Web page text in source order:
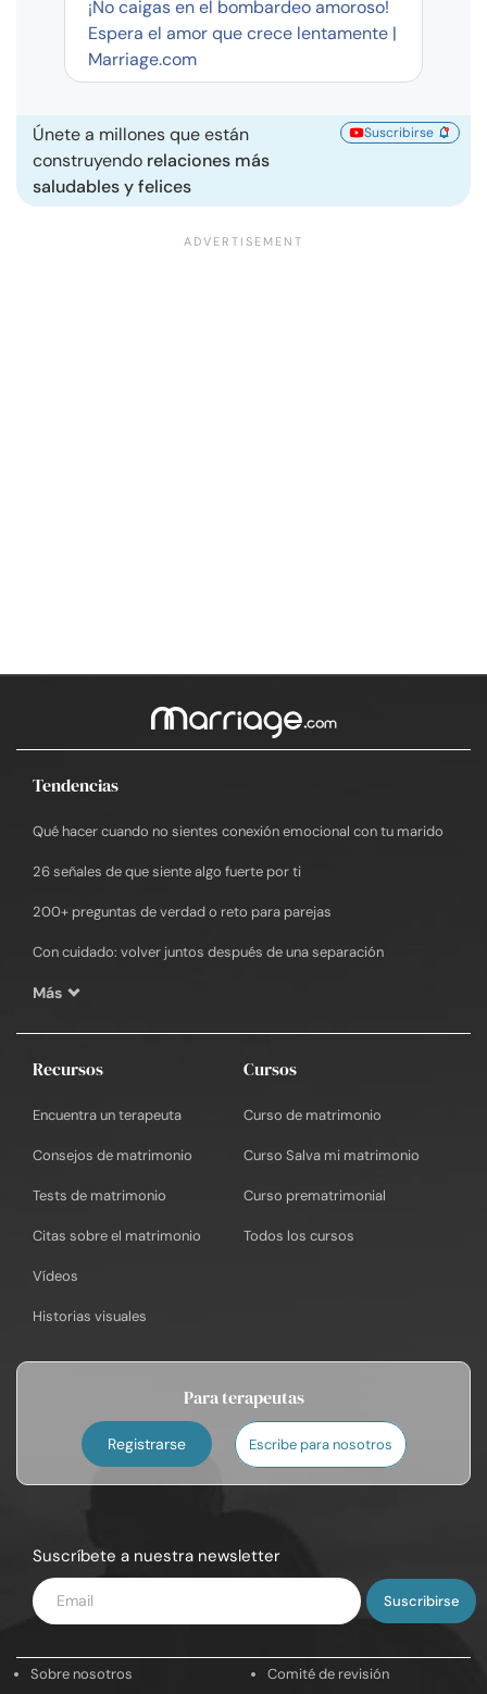
¡No caigas en el bombardeo amoroso!
Espera el amor que crece lentamente |
Marriage.com
Únete a millones que están
construyendo relaciones más
saludables y felices
Suscribirse
Tendencias
Qué hacer cuando no sientes conexión emocional con tu marido
26 señales de que siente algo fuerte por ti
200+ preguntas de verdad o reto para parejas
Con cuidado: volver juntos después de una separación
Más
Recursos
Encuentra un terapeuta
Consejos de matrimonio
Tests de matrimonio
Citas sobre el matrimonio
Vídeos
Historias visuales
Cursos
Curso de matrimonio
Curso Salva mi matrimonio
Curso prematrimonial
Todos los cursos
Para terapeutas
Registrarse Escribe para nosotros
Suscríbete a nuestra newsletter
Introduce
tu
Sobre nosotros Comité de revisión